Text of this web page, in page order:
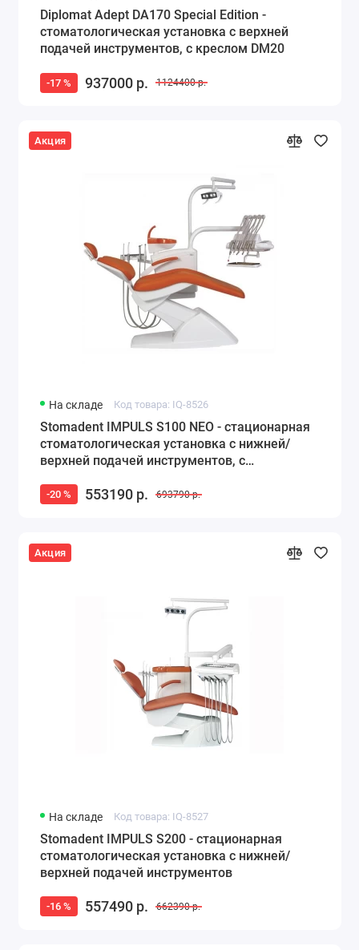
Diplomat Adept DA170 Special Edition -
стоматологическая установка с верхней
подачей инструментов, с креслом DM20
-17 % 937000 р. 1124400 р.
Акция
На складе Код товара: IQ-8526
Stomadent IMPULS S100 NEO - стационарная
стоматологическая установка с нижней/
верхней подачей инструментов, с
-20 % 553190 р. 693790 р.
Акция
На складе Код товара: IQ-8527
Stomadent IMPULS S200 - стационарная
стоматологическая установка с нижней/
верхней подачей инструментов
-16 % 557490 р. 662390 р.